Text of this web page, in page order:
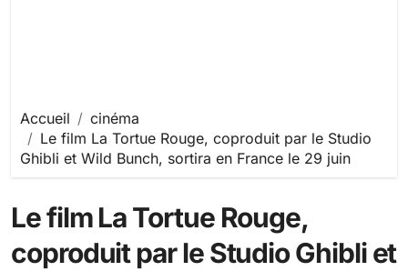
Accueil
cinéma
Le film La Tortue Rouge, coproduit par le Studio
Ghibli et Wild Bunch, sortira en France le 29 juin
Le film La Tortue Rouge,
coproduit par le Studio Ghibli et